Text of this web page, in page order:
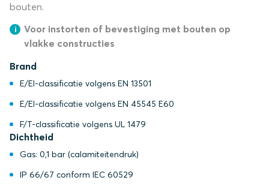
bouten.
Voor instorten of bevestiging met bouten op
vlakke constructies
Brand
E/EI-classificatie volgens EN 13501
E/EI-classificatie volgens EN 45545 E60
F/T-classificatie volgens UL 1479
Dichtheid
Gas: 0,1 bar (calamiteitendruk)
IP 66/67 conform IEC 60529